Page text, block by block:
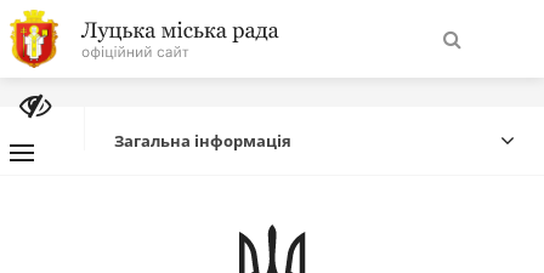
На
головну
Про місто
Загальна інформація